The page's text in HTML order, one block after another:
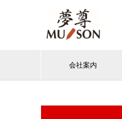
会社案内